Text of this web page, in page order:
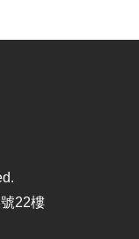
22樓